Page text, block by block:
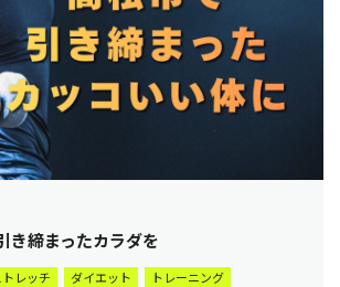
き締まったカラダを
トレッチ ダイエット
トレーニング